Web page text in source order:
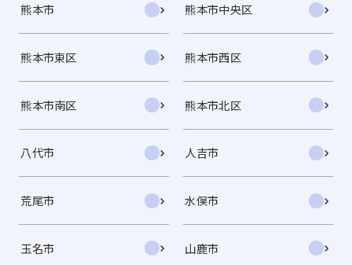
熊本市 熊本市中央区
熊本市東区 熊本市西区
熊本市南区 熊本市北区
八代市 人吉市
荒尾市 水俣市
玉名市 山鹿市